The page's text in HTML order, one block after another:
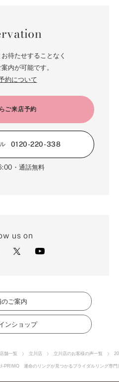
待たせすることなく
内が可能です。
約について
ご来店予約
0120-220-338
・通話無料
us on
のご案内
ンショップ
店舗一覧 立川店 立川店のお客様の声一覧
PRIMO 運命のリングが見つかるブライダルリング専